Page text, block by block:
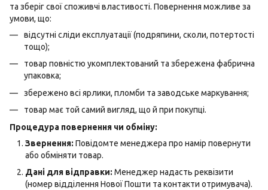
та зберіг свої споживчі властивості. Повернення можливе за
умови, що:
відсутні сліди експлуатації (подряпини, сколи, потертості
тощо);
товар повністю укомплектований та збережена фабрична
упаковка;
збережено всі ярлики, пломби та заводське маркування;
товар має той самий вигляд, що й при покупці.
Процедура повернення чи обміну:
Звернення: Повідомте менеджера про намір повернути
або обміняти товар.
Дані для відправки: Менеджер надасть реквізити
(номер відділення Нової Пошти та контакти отримувача).